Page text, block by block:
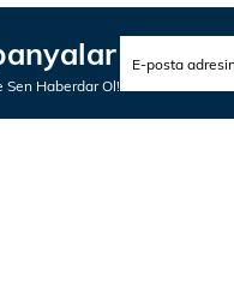
Sen Haberdar Ol!